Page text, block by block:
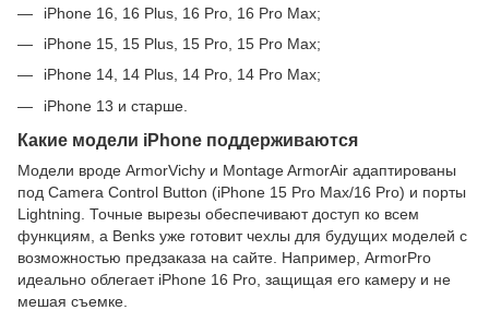
iPhone 16, 16 Plus, 16 Pro, 16 Pro Max;
iPhone 15, 15 Plus, 15 Pro, 15 Pro Max;
iPhone 14, 14 Plus, 14 Pro, 14 Pro Max;
iPhone 13 и старше.
Какие модели iPhone поддерживаются
Модели вроде ArmorVichy и Montage ArmorAir адаптированы
под Camera Control Button (iPhone 15 Pro Max/16 Pro) и порты
Lightning. Точные вырезы обеспечивают доступ ко всем
функциям, а Benks уже готовит чехлы для будущих моделей с
возможностью предзаказа на сайте. Например, ArmorPro
идеально облегает iPhone 16 Pro, защищая его камеру и не
мешая съемке.